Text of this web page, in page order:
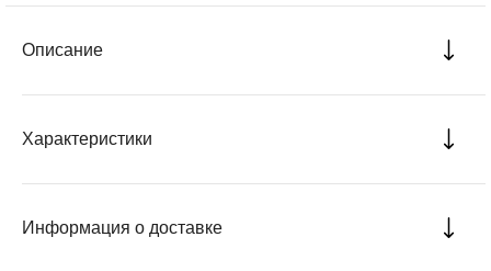
Описание
Характеристики
Информация о доставке